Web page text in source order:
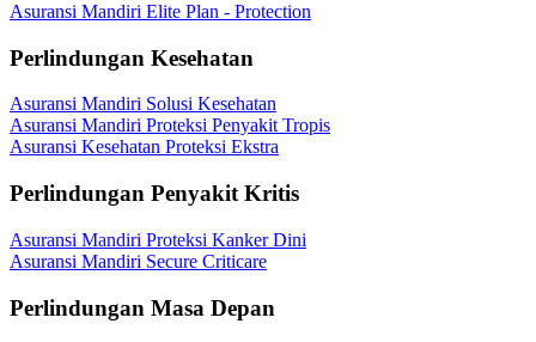
Asuransi Mandiri Elite Plan - Protection
Perlindungan Kesehatan
Asuransi Mandiri Solusi Kesehatan
Asuransi Mandiri Proteksi Penyakit Tropis
Asuransi Kesehatan Proteksi Ekstra
Perlindungan Penyakit Kritis
Asuransi Mandiri Proteksi Kanker Dini
Asuransi Mandiri Secure Criticare
Perlindungan Masa Depan